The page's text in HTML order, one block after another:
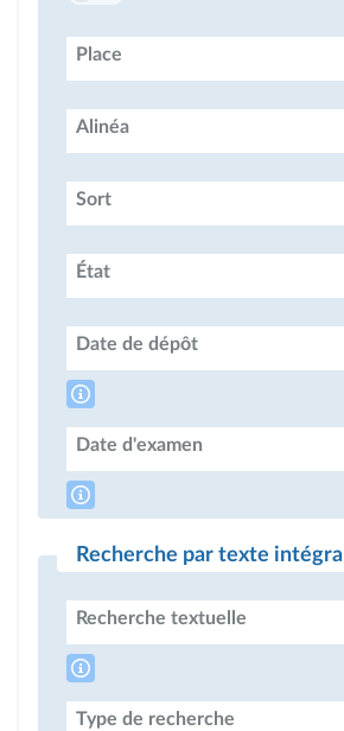
Place
Alinéa
Sort
État
Date de dépôt
Date d'examen
Recherche par texte intégral
Recherche textuelle
Type de recherche